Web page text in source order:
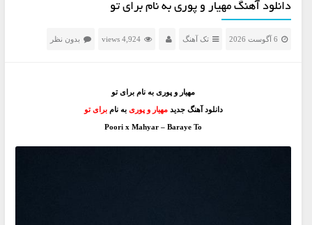
دانلود آهنگ مهیار و پوری به نام برای تو
6 آگوست 2026 تک آهنگ 4,924 views بدون نظر
مهیار و پوری به نام برای تو
دانلود آهنگ جدید مهیار و پوری به نامبرای تو
Poori x Mahyar – Baraye To